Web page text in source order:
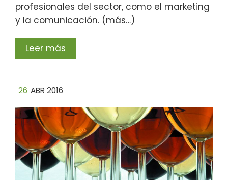
profesionales del sector, como el marketing
y la comunicación. (más…)
Leer más
26 ABR 2016